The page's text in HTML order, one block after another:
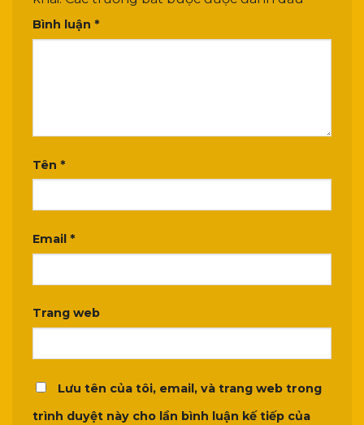
Bình luận *
Tên *
Email *
Trang web
Lưu tên của tôi, email, và trang web trong
trình duyệt này cho lần bình luận kế tiếp của